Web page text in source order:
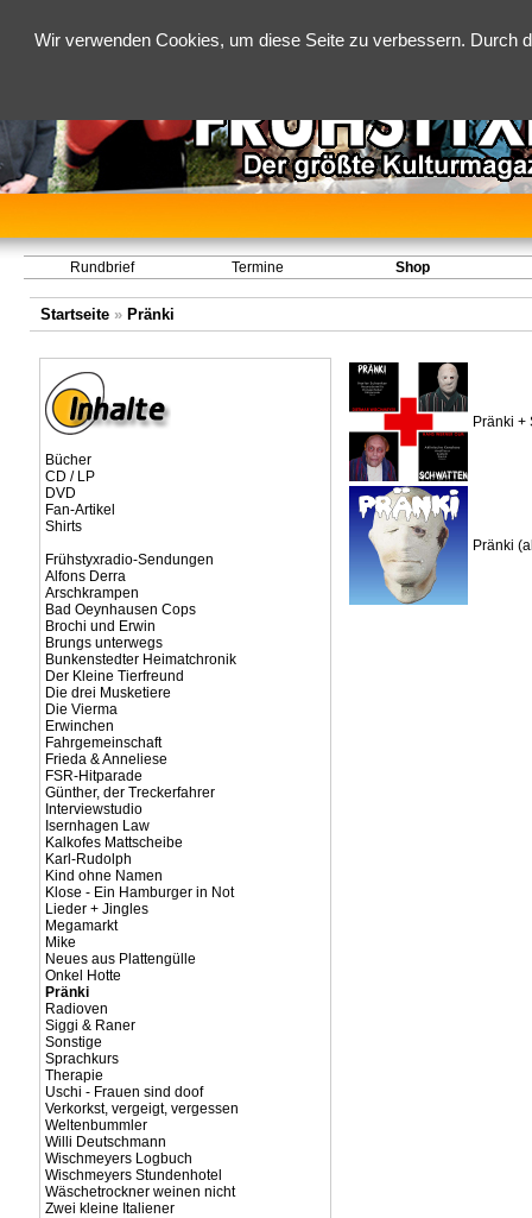
Wir verwenden Cookies, um diese Seite zu verbessern.
Rundbrief Termine Shop
Startseite» Pränki
Bücher
CD / LP
DVD
Fan-Artikel
Shirts
Frühstyxradio-Sendungen
Alfons Derra
Arschkrampen
Bad Oeynhausen Cops
Brochi und Erwin
Brungs unterwegs
Bunkenstedter Heimatchronik
Der Kleine Tierfreund
Die drei Musketiere
Die Vierma
Erwinchen
Fahrgemeinschaft
Frieda & Anneliese
FSR-Hitparade
Günther, der Treckerfahrer
Interviewstudio
Isernhagen Law
Kalkofes Mattscheibe
Karl-Rudolph
Kind ohne Namen
Klose - Ein Hamburger in Not
Lieder + Jingles
Megamarkt
Mike
Neues aus Plattengülle
Onkel Hotte
Pränki
Radioven
Siggi & Raner
Sonstige
Sprachkurs
Therapie
Uschi - Frauen sind doof
Verkorkst, vergeigt, vergessen
Weltenbummler
Willi Deutschmann
Wischmeyers Logbuch
Wischmeyers Stundenhotel
Wäschetrockner weinen nicht
Zwei kleine Italiener
Pränki +
Pränki